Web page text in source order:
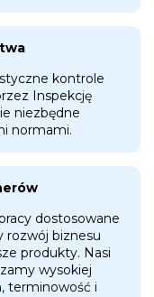
kontrole
Inspekcję
niezbędne
normami.
dostosowane
rozwój biznesu
produkty. Nasi
wysokiej
terminowość i